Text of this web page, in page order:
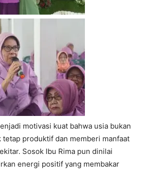
motivasi kuat bahwa usia bukan
tetap produktif dan memberi manfaat
Sosok Ibu Rima pun dinilai
energi positif yang membakar